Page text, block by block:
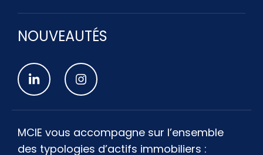
NOUVEAUTÉS
MCIE vous accompagne sur l’ensemble
des typologies d’actifs immobiliers :